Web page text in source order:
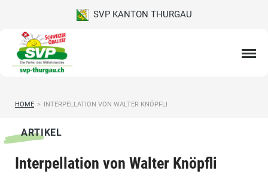
SVP KANTON THURGAU
HOME > INTERPELLATION VON WALTER KNÖPFLI
ARTIKEL
Interpellation von Walter Knöpfli